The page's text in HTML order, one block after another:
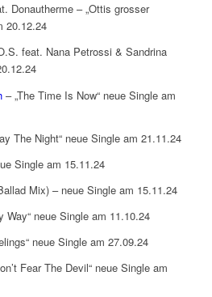
Donautherme – „Ottis grosser
20.12.24
feat. Nana Petrossi & Sandrina
– „The Time Is Now“ neue Single am
The Night“ neue Single am 21.11.24
Single am 15.11.24
Mix) – neue Single am 15.11.24
Way“ neue Single am 11.10.24
neue Single am 27.09.24
Fear The Devil“ neue Single am